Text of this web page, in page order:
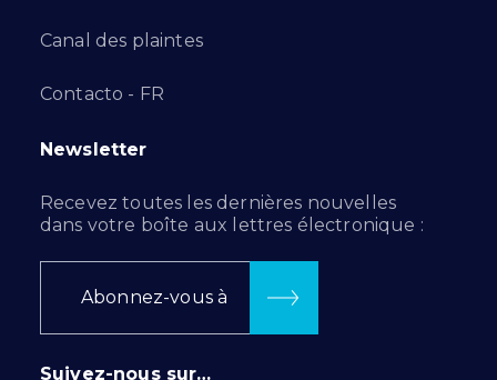
Canal des plaintes
Contacto - FR
Newsletter
Recevez toutes les dernières nouvelles
dans votre boîte aux lettres électronique :
Abonnez-vous à
Suivez-nous sur…